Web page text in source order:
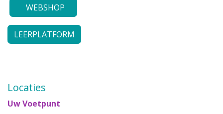
WEBSHOP
LEERPLATFORM
Locaties
Uw Voetpunt